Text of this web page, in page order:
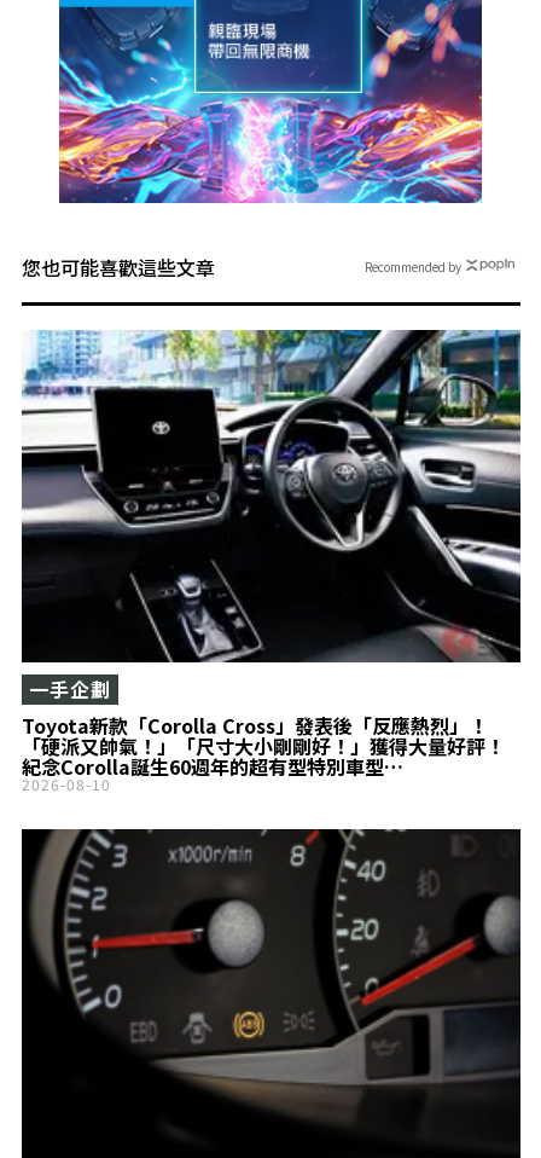
您也可能喜歡這些文章
Toyota新款「Corolla Cross」發表後「反應熱烈」！
「硬派又帥氣！」「尺寸大小剛剛好！」獲得大量好評！
紀念Corolla誕生60週年的超有型特別車型
「Z“Adventure”」為何受到高度關注？
一手企劃
2026-08-10
Recommended by